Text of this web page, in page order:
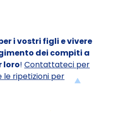
i vostri figli e vivere
dei compiti a
loro! Contattateci per
le ripetizioni per